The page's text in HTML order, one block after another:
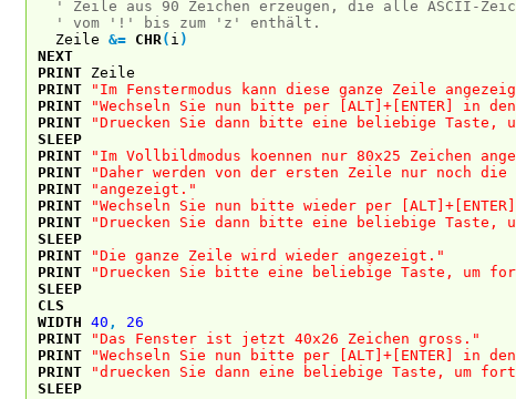
' Zeile aus 90 Zeichen erzeugen, die alle ASCII-
' vom '!' bis zum 'z' enthält.
Zeile &= CHR( i )
NEXT
PRINT Zeile
PRINT
"Im Fenstermodus kann diese ganze Zeile
PRINT
"Wechseln Sie nun bitte per [ALT]+[ENTER] in
PRINT
"Druecken Sie dann bitte eine beliebige Taste,
SLEEP
PRINT
"Im Vollbildmodus koennen nur 80x25 Zeichen
PRINT
"Daher werden von der ersten Zeile nur noch die
PRINT
"angezeigt."
PRINT
"Wechseln Sie nun bitte wieder per
PRINT
"Druecken Sie dann bitte eine beliebige Taste,
SLEEP
PRINT
"Die ganze Zeile wird wieder angezeigt."
PRINT
"Druecken Sie bitte eine beliebige Taste, um
SLEEP
CLS
WIDTH 40 ,
26
PRINT
"Das Fenster ist jetzt 40x26 Zeichen gross."
PRINT
"Wechseln Sie nun bitte per [ALT]+[ENTER] in
PRINT
"druecken Sie dann eine beliebige Taste, um
SLEEP